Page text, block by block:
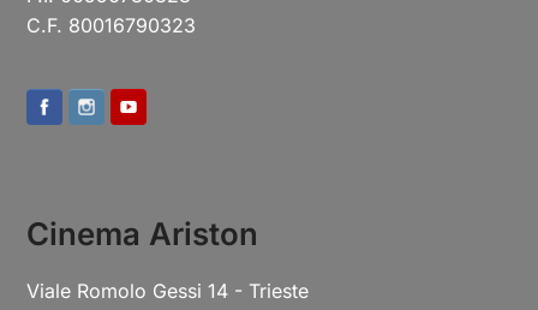
C.F. 80016790323
Cinema Ariston
Viale Romolo Gessi 14 - Trieste